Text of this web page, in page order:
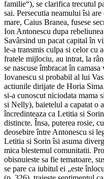
familie“), se clarifica trecutul
sai. Persecutia neamului îsi
mare, Caius Branea, fusese
Ion Antonescu dupa
Savârsind un pacat capital în
le-a transmis culpa si celor cu
fratele mijlociu, au intrat, la
se nascuse îmbracat în
Iovanescu si probabil al lui
actiunile dirijate de Horia
si-a cunoscut niciodata mama
si Nelly), baietelul a capatat o
încredinteaza ca Letitia si
distincte. Însa, puterea rosie,
deosebire între Antonescu si
Letitia si Sorin îsi asuma
mica blestemul comunitatii.
obisnuieste sa fie tematoare,
se pare ca iubitul ei „este